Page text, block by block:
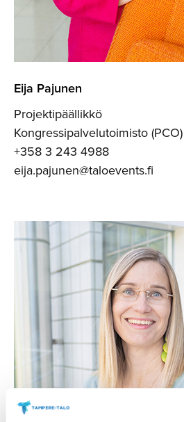
Eija Pajunen
Projektipäällikkö
Kongressipalvelutoimisto (PCO)
+358 3 243 4988
eija.pajunen@taloevents.fi